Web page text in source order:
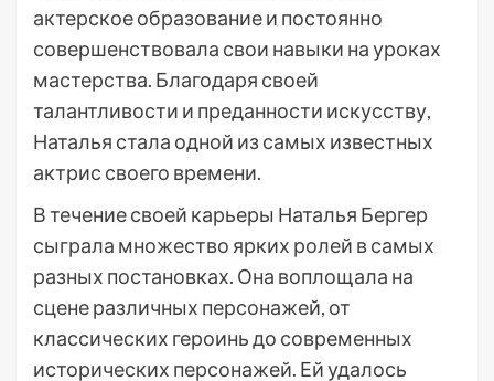
актерское образование и постоянно
совершенствовала свои навыки на уроках
мастерства. Благодаря своей
талантливости и преданности искусству,
Наталья стала одной из самых известных
актрис своего времени.
В течение своей карьеры Наталья Бергер
сыграла множество ярких ролей в самых
разных постановках. Она воплощала на
сцене различных персонажей, от
классических героинь до современных
исторических персонажей. Ей удалось